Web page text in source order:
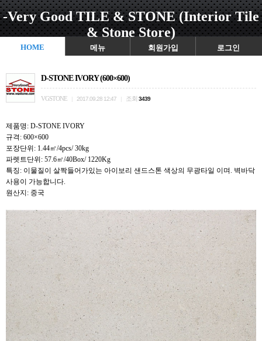
-Very Good TILE & STONE (Interior Tile
& Stone Store)
HOME 메뉴 회원가입 로그인
D-STONE IVORY (600×600)
VGSTONE 2017.09.28 12:47 조회 3439
제품명: D-STONE IVORY
규격: 600×600
포장단위: 1.44㎡/4pcs/ 30kg
파렛트단위: 57.6㎡/40Box/ 1220Kg
특징: 이물질이 살짝들어가있는 아이보리 샌드스톤 색상의 무광타일 이며. 벽바닥
사용이 가능합니다.
원산지: 중국